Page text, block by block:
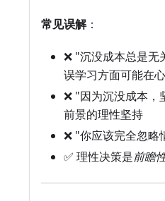
常见误解：
❌ "沉没成本总是
误学习方面可能在
❌ "因为沉没成本
前景的理性坚持
❌ "你应该完全忽
✅ 理性决策是前瞻